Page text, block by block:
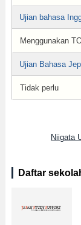
Ujian bahasa
Menggunakan
Ujian Bahasa
Tidak perlu
Niigata
Daftar